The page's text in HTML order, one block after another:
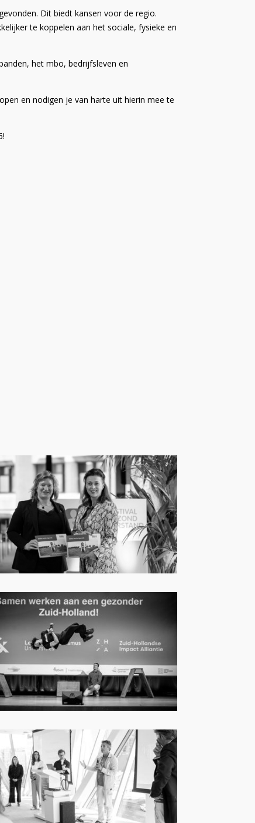
Dit biedt kansen voor de regio.
te koppelen aan het sociale, fysieke en
het mbo, bedrijfsleven en
en nodigen je van harte uit hierin mee te